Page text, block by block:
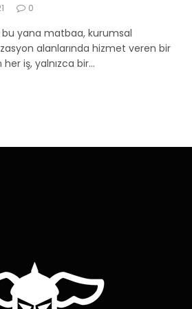
0
bu yana matbaa, kurumsal
alanlarında hizmet veren bir
iş, yalnızca bir…